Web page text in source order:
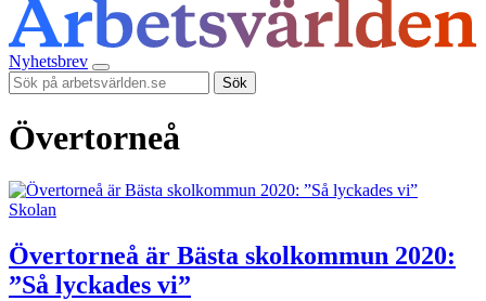
Nyhetsbrev
Sök
Övertorneå
Skolan
Övertorneå är Bästa skolkommun 2020:
”Så lyckades vi”